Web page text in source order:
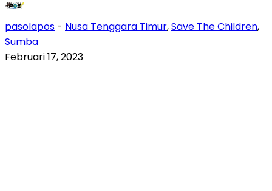
pasolapos - Nusa Tenggara Timur,Save The Children,
Sumba
Februari 17, 2023